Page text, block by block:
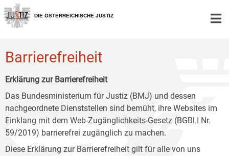
Zur
Hauptnavigation
[1]
Zum
Inhalt
[2]
Zum
Untermenü
[3]
DIE ÖSTERREICHISCHE JUSTIZ
Barrierefreiheit
Erklärung zur Barrierefreiheit
Das Bundesministerium für Justiz (BMJ) und dessen
nachgeordnete Dienststellen sind bemüht, ihre Websites im
Einklang mit dem Web-Zugänglichkeits-Gesetz (BGBl.I Nr.
59/2019) barrierefrei zugänglich zu machen.
Diese Erklärung zur Barrierefreiheit gilt für alle von uns